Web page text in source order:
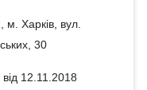
м. Харкiв, вул.
30
12.11.2018